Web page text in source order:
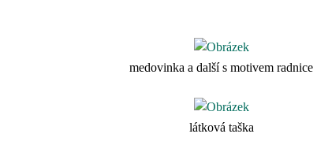
medovinka a další s motivem radnice
látková taška